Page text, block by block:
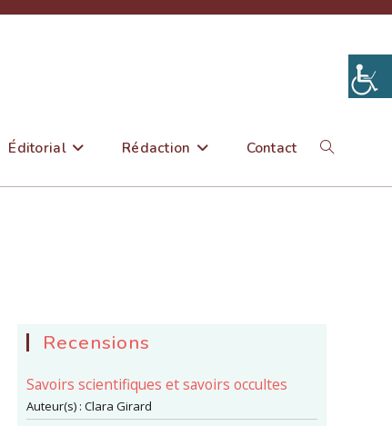
Éditorial Rédaction Contact Toggle
Recensions
Savoirs scientifiques et savoirs occultes
Auteur(s) : Clara Girard